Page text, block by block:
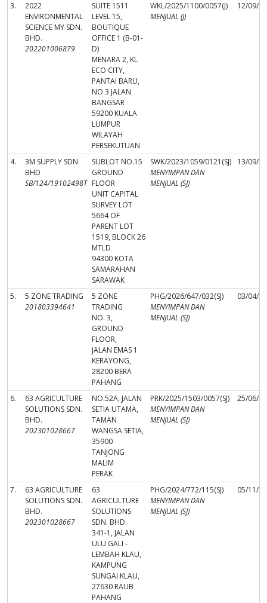
3.
2022
ENVIRONMENTAL
SCIENCE MY SDN.
BHD.
202201006879
SUITE 1511
LEVEL 15,
BOUTIQUE
OFFICE 1 (B-01-
D)
MENARA 2, KL
ECO CITY,
PANTAI BARU,
NO 3 JALAN
BANGSAR
59200 KUALA
LUMPUR
WILAYAH
PERSEKUTUAN
WKL/2025/1100/0057(J)
MENJUAL (J)
12/09/
4.
3M SUPPLY SDN
BHD
SB/124/19102498T
SUBLOT NO.15
GROUND
FLOOR
UNIT CAPITAL
SURVEY LOT
5664 OF
PARENT LOT
1519, BLOCK 26
MTLD
94300 KOTA
SAMARAHAN
SARAWAK
SWK/2023/1059/0121(SJ)
MENYIMPAN DAN
MENJUAL (SJ)
13/09/
5.
5 ZONE TRADING
201803394641
5 ZONE
TRADING
NO. 3,
GROUND
FLOOR,
JALAN EMAS 1
KERAYONG,
28200 BERA
PAHANG
PHG/2026/647/032(SJ)
MENYIMPAN DAN
MENJUAL (SJ)
03/04/
6.
63 AGRICULTURE
SOLUTIONS SDN.
BHD.
202301028667
NO.52A, JALAN
SETIA UTAMA,
TAMAN
WANGSA SETIA,
35900
TANJONG
MALIM
PERAK
PRK/2025/1503/0057(SJ)
MENYIMPAN DAN
MENJUAL (SJ)
25/06/
7.
63 AGRICULTURE
SOLUTIONS SDN.
BHD.
202301028667
63
AGRICULTURE
SOLUTIONS
SDN. BHD.
341-1, JALAN
ULU GALI -
LEMBAH KLAU,
KAMPUNG
SUNGAI KLAU,
27630 RAUB
PAHANG
PHG/2024/772/115(SJ)
MENYIMPAN DAN
MENJUAL (SJ)
05/11/